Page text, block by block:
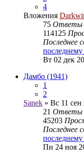
4
Вложения
75 Ответы
114125
Последнее
Вт 02 дек
Дамбо (1941)
1
2
Sanek » Вс 11 сен
21 Ответы
45203
Последнее
Пн 24 ноя